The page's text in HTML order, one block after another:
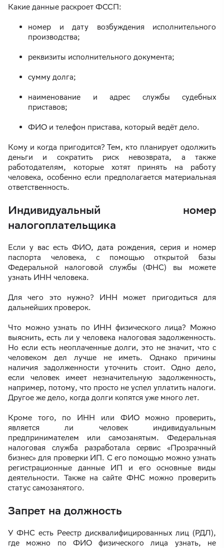
Какие данные раскроет ФССП:
номер и дату возбуждения исполнительного
производства;
реквизиты исполнительного документа;
сумму долга;
наименование и адрес службы судебных
приставов;
ФИО и телефон пристава, который ведёт дело.
Кому и когда пригодится? Тем, кто планирует одолжить
деньги и сократить риск невозврата, а также
работодателям, которые хотят принять на работу
человека, особенно если предполагается материальная
ответственность.
Индивидуальный номер
налогоплательщика
Если у вас есть ФИО, дата рождения, серия и номер
паспорта человека, с помощью открытой базы
Федеральной налоговой службы (ФНС) вы можете
узнать ИНН человека.
Для чего это нужно? ИНН может пригодиться для
дальнейших проверок.
Что можно узнать по ИНН физического лица? Можно
выяснить, есть ли у человека налоговая задолженность.
Но если есть неоплаченные долги, это не значит, что с
человеком дел лучше не иметь. Однако причины
наличия задолженности уточнить стоит. Одно дело,
если человек имеет незначительную задолженность,
например, потому, что просто не успел уплатить налоги.
Другое же дело, когда долги копятся уже много лет.
Кроме того, по ИНН или ФИО можно проверить,
является ли человек индивидуальным
предпринимателем или самозанятым. Федеральная
налоговая служба разработала сервис «Прозрачный
бизнес» для проверки ИП. С его помощью можно узнать
регистрационные данные ИП и его основные виды
деятельности. Также на сайте ФНС можно проверить
статус самозанятого.
Запрет на должность
У ФНС есть Реестр дисквалифицированных лиц (РДЛ),
где можно по ФИО физического лица узнать, не